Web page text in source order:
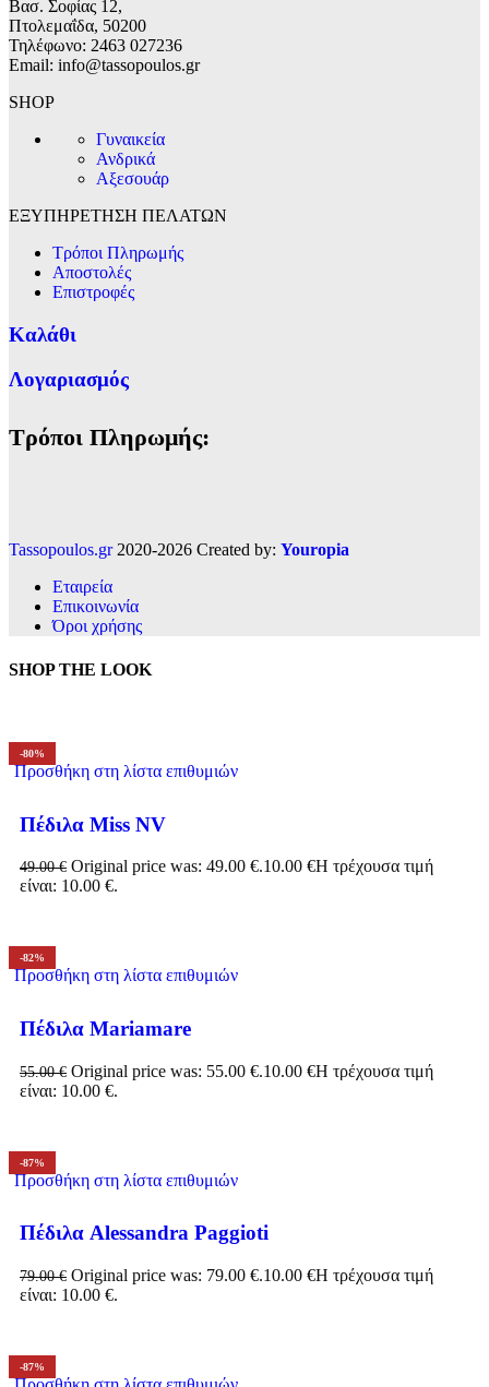
Βασ. Σοφίας 12,
Πτολεμαΐδα, 50200
Τηλέφωνο: 2463 027236
Email: info@tassopoulos.gr
SHOP
Γυναικεία
Ανδρικά
Αξεσουάρ
ΕΞΥΠΗΡΕΤΗΣΗ ΠΕΛΑΤΩΝ
Τρόποι Πληρωμής
Αποστολές
Επιστροφές
Καλάθι
Λογαριασμός
Τρόποι Πληρωμής:
Tassopoulos.gr2020-2026 Created by: Youropia
Εταιρεία
Επικοινωνία
Όροι χρήσης
SHOP THE LOOK
-80%
Προσθήκη στη λίστα επιθυμιών
Πέδιλα Miss NV
49.00€ Original price was: 49.00 €.10.00 €Η τρέχουσα τιμή
είναι: 10.00 €.
-82%
Προσθήκη στη λίστα επιθυμιών
Πέδιλα Mariamare
55.00€ Original price was: 55.00 €.10.00 €Η τρέχουσα τιμή
είναι: 10.00 €.
-87%
Προσθήκη στη λίστα επιθυμιών
Πέδιλα Alessandra Paggioti
79.00€ Original price was: 79.00 €.10.00 €Η τρέχουσα τιμή
είναι: 10.00 €.
-87%